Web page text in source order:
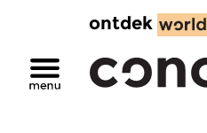
ontdek